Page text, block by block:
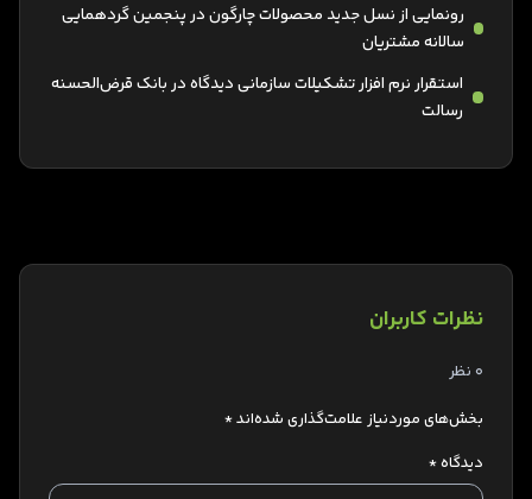
رونمایی از نسل جدید محصولات چارگون در پنجمین گردهمایی
سالانه مشتریان
استقرار نرم‌ افزار تشکیلات سازمانی دیدگاه در بانک قرض‌الحسنه
رسالت
نظرات کاربران
0 نظر
بخش‌های موردنیاز علامت‌گذاری شده‌اند*
دیدگاه*